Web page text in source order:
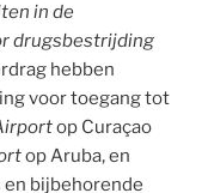
in de
drugsbestrijding
hebben
voor toegang tot
op Curaçao
op Aruba, en
en bijbehorende